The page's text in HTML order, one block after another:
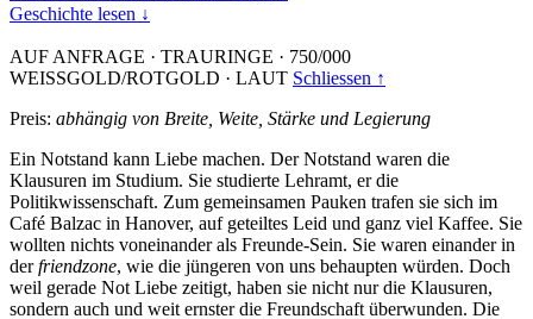
Geschichte lesen ↓
AUF ANFRAGE · TRAURINGE · 750/000
WEISSGOLD/ROTGOLD · LAUT Schliessen ↑
Preis: abhängig von Breite, Weite, Stärke und Legierung
Ein Notstand kann Liebe machen. Der Notstand waren die
Klausuren im Studium. Sie studierte Lehramt, er die
Politikwissenschaft. Zum gemeinsamen Pauken trafen sie sich im
Café Balzac in Hanover, auf geteiltes Leid und ganz viel Kaffee. Sie
wollten nichts voneinander als Freunde-Sein. Sie waren einander in
derfriendzone, wie die jüngeren von uns behaupten würden. Doch
weil gerade Not Liebe zeitigt, haben sie nicht nur die Klausuren,
sondern auch und weit ernster die Freundschaft überwunden. Die